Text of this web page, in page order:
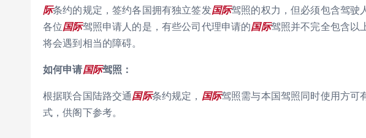
际条约的规定，签约各国拥有独立签发国际驾照的权力，但必须包含驾驶
各位国际驾照申请人的是，有些公司代理申请的国际驾照并不完全包含以
将会遇到相当的障碍。
如何申请国际驾照：
根据联合国陆路交通国际条约规定， 国际驾照需与本国驾照同时使用方可
式，供阁下参考。